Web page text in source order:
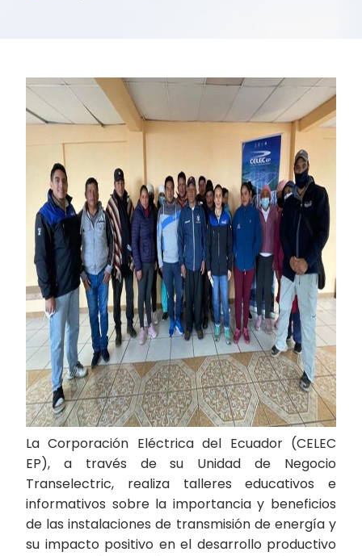
La Corporación Eléctrica del Ecuador (CELEC
EP), a través de su Unidad de Negocio
Transelectric, realiza talleres educativos e
informativos sobre la importancia y beneficios
de las instalaciones de transmisión de energía y
su impacto positivo en el desarrollo productivo